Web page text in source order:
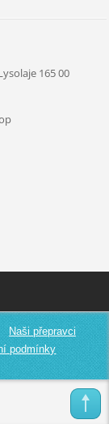
165 00
Naši přepravci
podmínky